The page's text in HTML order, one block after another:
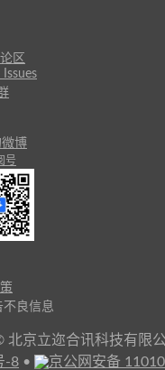
区
微博
号
不良信息
北京立迩合讯科技有限公
-8 • 京公网安备